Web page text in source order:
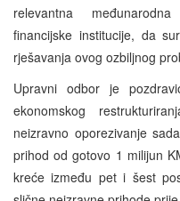
relevantna
financijske institucije, da
rješavanja ovog ozbiljnog
Upravni odbor je
ekonomskog
neizravno oporezivanje
prihod od gotovo 1 milijun
kreće između pet i šest